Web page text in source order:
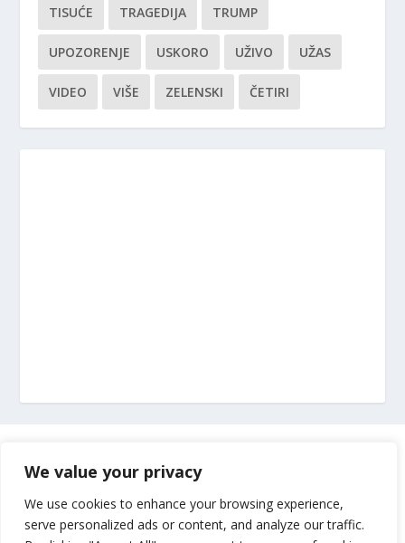
We value your privacy
We use cookies to enhance your browsing experience,
serve personalized ads or content, and analyze our traffic.
TISUĆE TRAGEDIJA TRUMP
UPOZORENJE USKORO UŽIVO UŽAS
VIDEO VIŠE ZELENSKI ČETIRI
Impressum